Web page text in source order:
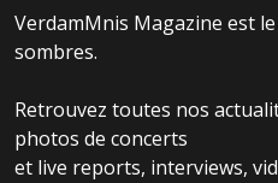
VerdamMnis Magazine est
sombres.
Retrouvez toutes nos
photos de concerts
et live reports, interviews,